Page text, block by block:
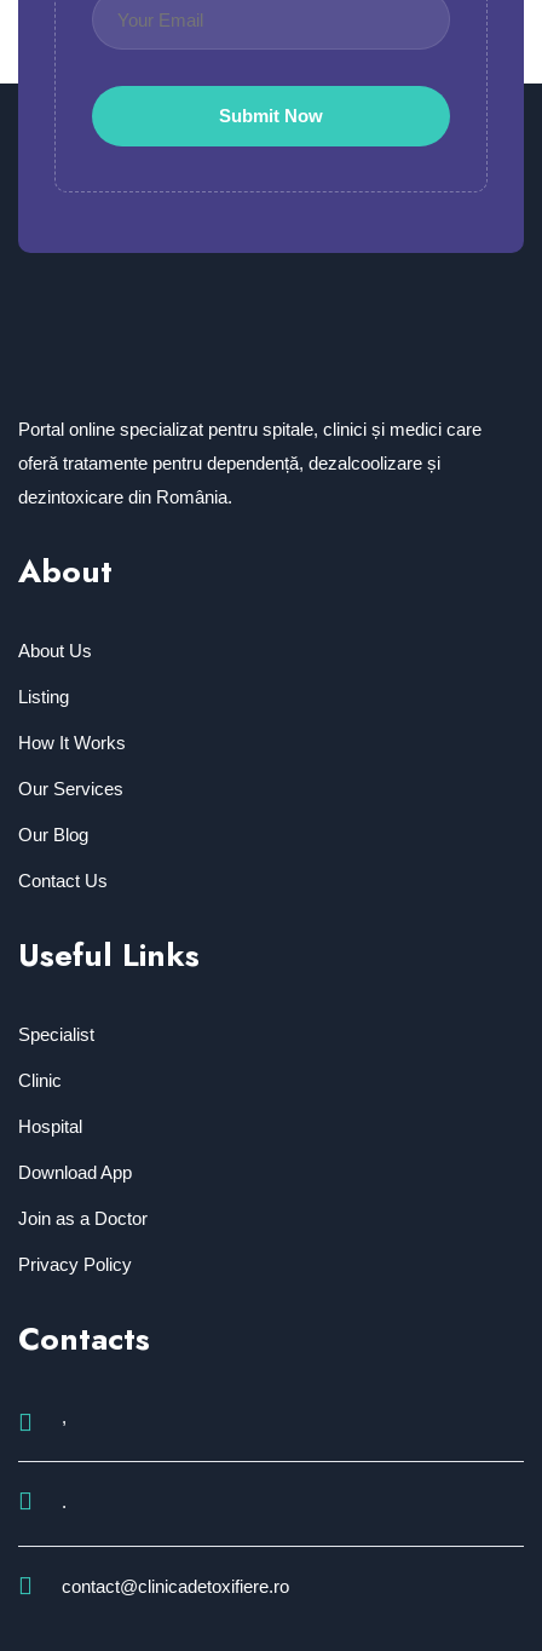
Portal online specializat pentru spitale, clinici și medici care
oferă tratamente pentru dependență, dezalcoolizare și
dezintoxicare din România.
About
About Us
Listing
How It Works
Our Services
Our Blog
Contact Us
Useful Links
Specialist
Clinic
Hospital
Download App
Join as a Doctor
Privacy Policy
Contacts
,
.
contact@clinicadetoxifiere.ro